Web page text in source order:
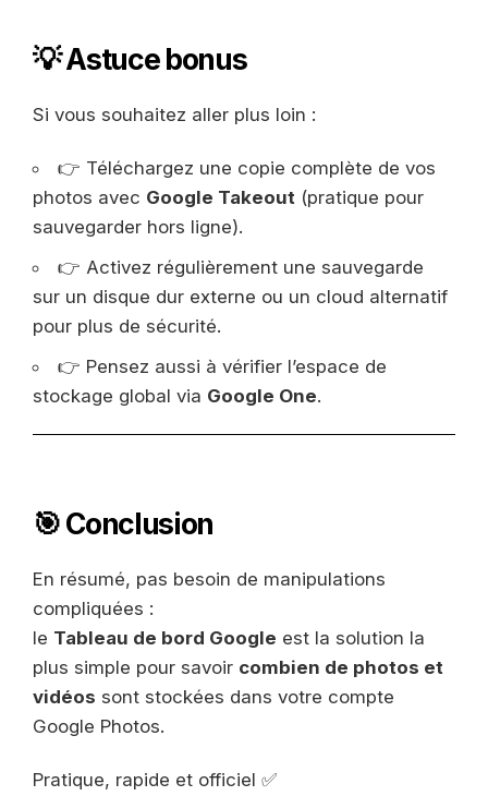
💡 Astuce bonus
Si vous souhaitez aller plus loin :
👉 Téléchargez une copie complète de vos
photos avec Google Takeout (pratique pour
sauvegarder hors ligne).
👉 Activez régulièrement une sauvegarde
sur un disque dur externe ou un cloud alternatif
pour plus de sécurité.
👉 Pensez aussi à vérifier l’espace de
stockage global via Google One.
🎯 Conclusion
En résumé, pas besoin de manipulations
compliquées :
le Tableau de bord Google est la solution la
plus simple pour savoir combien de photos et
vidéos sont stockées dans votre compte
Google Photos.
Pratique, rapide et officiel ✅